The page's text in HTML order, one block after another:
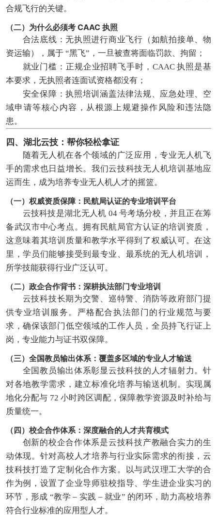
合规飞行的关键。
（二）为什么必须考 CAAC 执照
合法底线：无执照进行商业飞行（如航拍接单、物
资运输），属于 “黑飞”，一旦被查将面临罚款、拘留；
就业门槛：正规企业招聘飞手时，CAAC 执照是基
本要求，无执照者连面试资格都没有；
安全保障：执照培训涵盖法律法规、应急处理、空
域申请等核心内容，从根源上规避操作风险和违法隐
患。
四、湖北云技：帮你轻松拿证
随着无人机在各个领域的广泛应用，专业无人机飞
手的需求也日益增长。我们云技科技无人机培训基地应
运而生，成为培养专业无人机人才的摇篮。
（一）权威资质保障：民航局认证的专业培训平台
云技科技是湖北无人机 04 号考场分校，并且正在筹
备武汉市中心考点。拥有民航局官方认证的培训资质，
这意味着其培训质量和教学水平得到了权威认可。在这
里，学员们能够接受到最专业、最系统的无人机培训，
所学技能获得行业广泛认可。
（二）政企合作背书：深耕执法部门专业培训
云技科技长期为交警、巡特警、消防等政府部门提
供专业培训服务。严格配合执法部门的行业规范与要
求，确保该部门低空领域的工作人员，全员持飞行证上
岗，专业能力与证书双保障。
（三）全国教员输出体系：覆盖多区域的专业人才输送
全国教员输出体系彰显云技科技的人才辐射力。针
对各地教学需求，建立标准化培养与输送机制。实现属
地化分配与 72 小时跨区调配，保障教学资源及时补给与
质量统一。
（四）校企合作体系：深度融合的人才共育模式
创新的校企合作体系是云技科技产教融合实力的生
动体现。针对高校人才培养与行业实际需求的衔接，云
技科技打造了定制化合作方案。以与武汉理工大学的合
作为例，设置了企业导师驻校指导、学生进企业实习的
环节，形成 “教学 – 实践 – 就业” 的闭环，助力高校培养
符合行业标准的应用型人才。